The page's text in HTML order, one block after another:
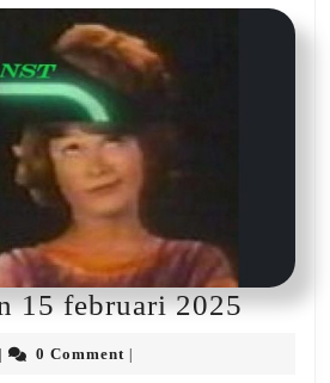
Flamend
Vogels
15 februari 2025Das
15
| 0 Comment |